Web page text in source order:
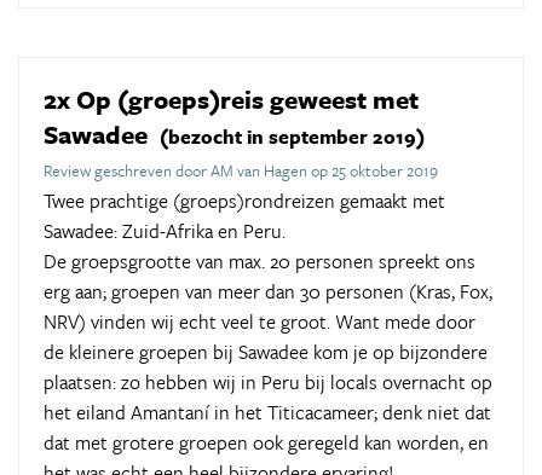
2x Op (groeps)reis geweest met
Sawadee (bezocht in september 2019)
Review geschreven door AM van Hagen op 25 oktober 2019
Twee prachtige (groeps)rondreizen gemaakt met
Sawadee: Zuid-Afrika en Peru.
De groepsgrootte van max. 20 personen spreekt ons
erg aan; groepen van meer dan 30 personen (Kras, Fox,
NRV) vinden wij echt veel te groot. Want mede door
de kleinere groepen bij Sawadee kom je op bijzondere
plaatsen: zo hebben wij in Peru bij locals overnacht op
het eiland Amantaní in het Titicacameer; denk niet dat
dat met grotere groepen ook geregeld kan worden, en